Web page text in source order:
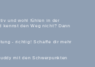
und wohl fühlen in der
kennst den Weg nicht? Dann
- richtig! Schaffe dir mehr
mit den Schwerpunkten